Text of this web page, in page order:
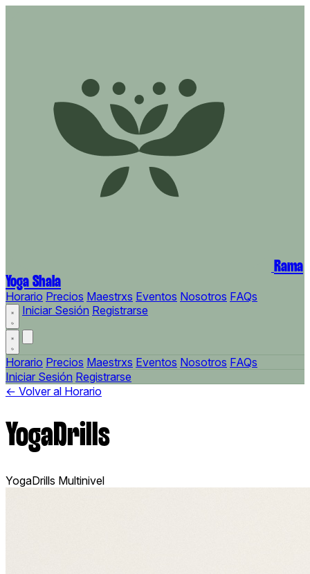
Rama
Yoga Shala
Horario Precios Maestrxs Eventos Nosotros FAQs
Iniciar Sesión Registrarse
Horario Precios Maestrxs Eventos Nosotros FAQs
Iniciar Sesión Registrarse
← Volver al Horario
YogaDrills
YogaDrills Multinivel